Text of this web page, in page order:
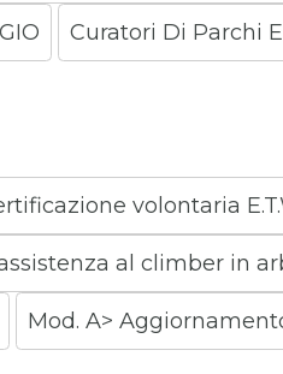
Curatori Di Parchi
volontaria
al climber in
Mod. A>